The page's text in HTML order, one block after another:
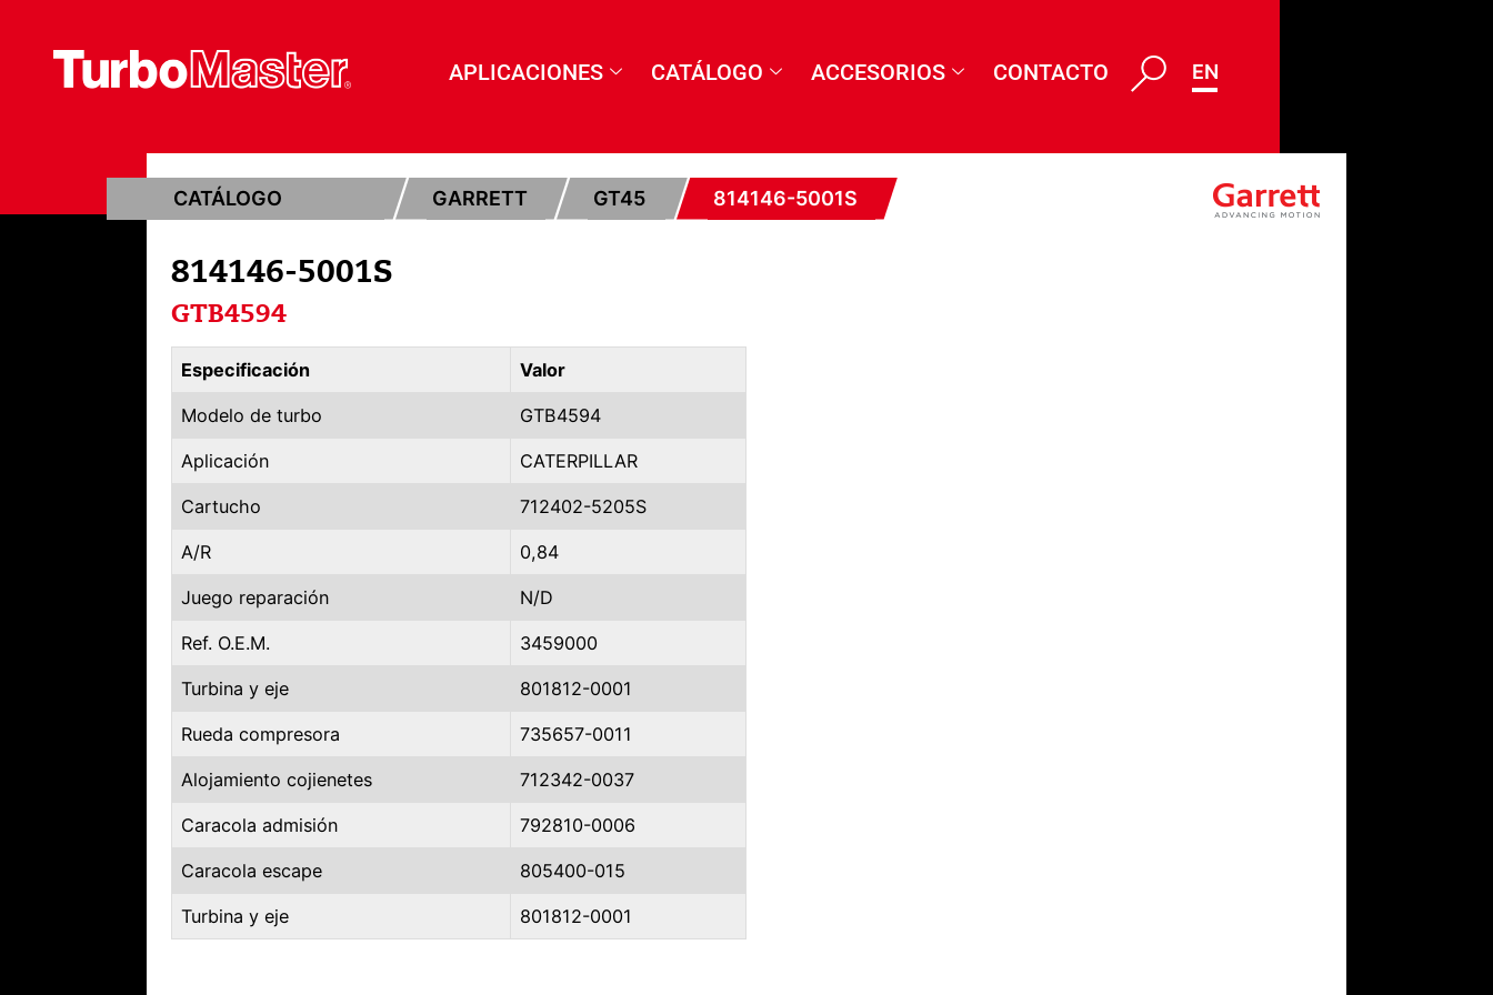
APLICACIONES CATÁLOGO ACCESORIOS CONTACTO ENG
CATÁLOGO GARRETT GT45 814146-5001S
814146-5001S
GTB4594
Especificación Valor
Modelo de turbo GTB4594
Aplicación CATERPILLAR
Cartucho 712402-5205S
A/R 0,84
Juego reparación N/D
Ref. O.E.M. 3459000
Turbina y eje 801812-0001
Rueda compresora 735657-0011
Alojamiento cojienetes 712342-0037
Caracola admisión 792810-0006
Caracola escape 805400-015
Turbina y eje 801812-0001